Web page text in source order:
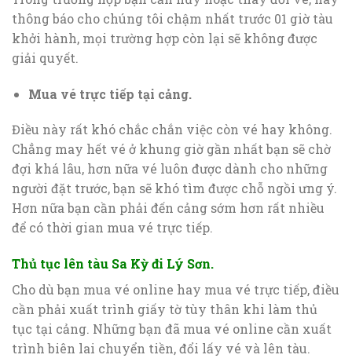
thông báo cho chúng tôi chậm nhất trước 01 giờ tàu
khởi hành, mọi trường hợp còn lại sẽ không được
giải quyết.
Mua vé trực tiếp tại cảng.
Điều này rất khó chắc chắn việc còn vé hay không.
Chẳng may hết vé ở khung giờ gần nhất bạn sẽ chờ
đợi khá lâu, hơn nữa vé luôn được dành cho những
người đặt trước, bạn sẽ khó tìm được chỗ ngồi ưng ý.
Hơn nữa bạn cần phải đến cảng sớm hơn rất nhiều
để có thời gian mua vé trực tiếp.
Thủ tục lên tàu Sa Kỳ đi Lý Sơn.
Cho dù bạn mua vé online hay mua vé trực tiếp, điều
cần phải xuất trình giấy tờ tùy thân khi làm thủ
tục tại cảng. Những bạn đã mua vé online cần xuất
trình biên lai chuyển tiền, đổi lấy vé và lên tàu.